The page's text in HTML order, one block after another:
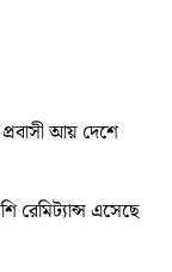
আয় দেশে
রেমিট্যান্স এসেছে